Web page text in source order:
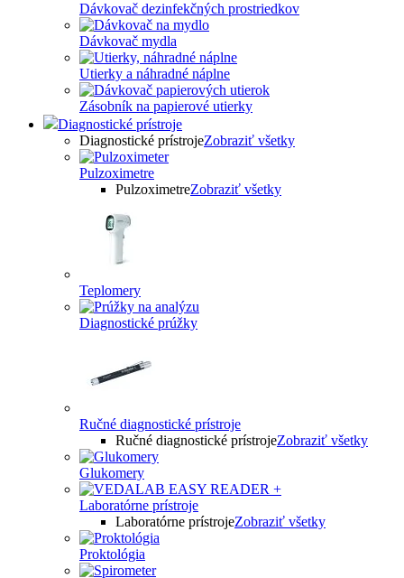
Dávkovač dezinfekčných prostriedkov
Dávkovač mydla
Utierky a náhradné náplne
Zásobník na papierové utierky
Diagnostické prístroje
Diagnostické prístrojeZobraziť všetky
Pulzoximetre
PulzoximetreZobraziť všetky
Teplomery
Diagnostické prúžky
Ručné diagnostické prístroje
Ručné diagnostické prístrojeZobraziť všetky
Glukomery
Laboratórne prístroje
Laboratórne prístrojeZobraziť všetky
Proktológia